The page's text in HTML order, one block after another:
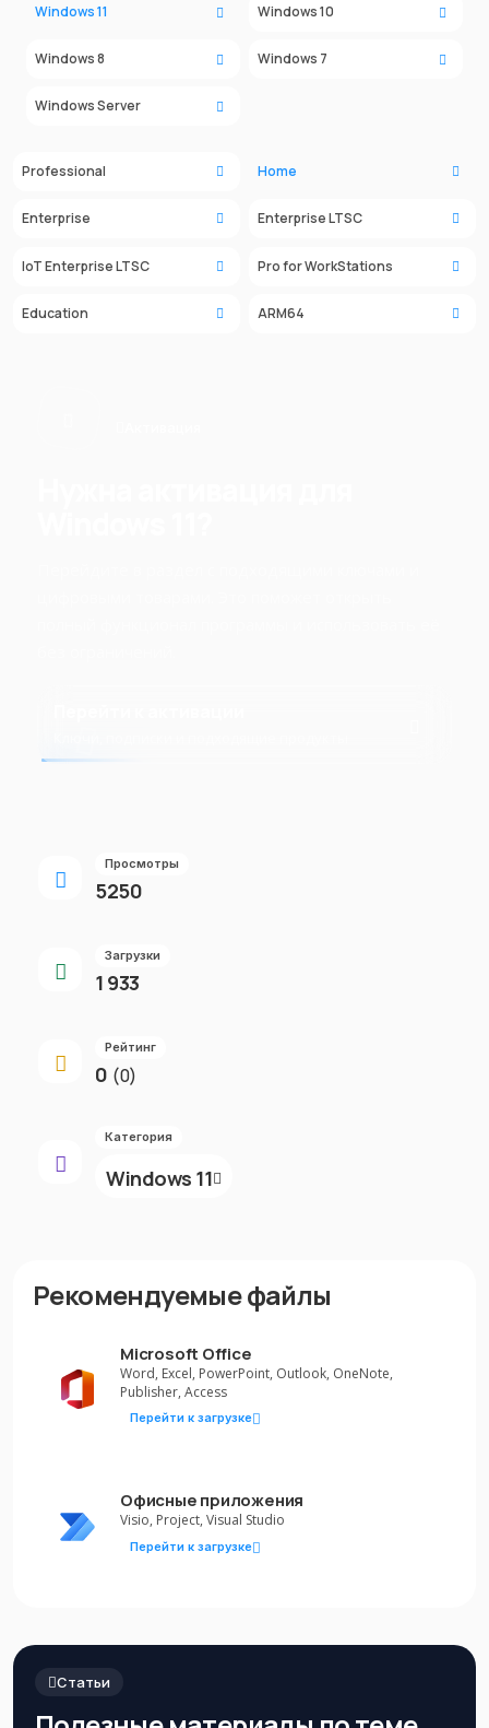
Windows 11 Windows 10
Windows 8 Windows 7
Windows Server
Professional Home
Enterprise Enterprise LTSC
IoT Enterprise LTSC Pro for WorkStations
Education ARM64
Просмотры
5250
Загрузки
1 933
Рейтинг
0 (0)
Категория
Windows 11
Рекомендуемые файлы
Microsoft Office
Word, Excel, PowerPoint, Outlook, OneNote,
Publisher, Access
Перейти к загрузке
Офисные приложения
Visio, Project, Visual Studio
Перейти к загрузке
Статьи